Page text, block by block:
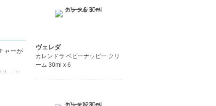
ャーが
（リ
状態
ヴェレダ
カレンドラ ベビーナッピー クリ
ーム 30ml x 6